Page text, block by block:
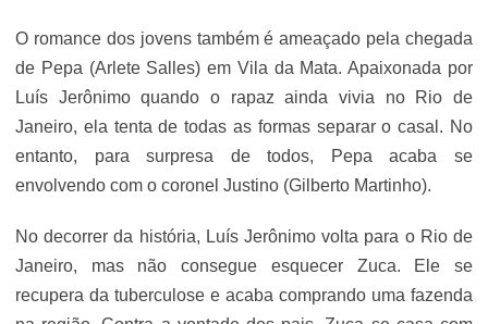
O romance dos jovens também é ameaçado pela chegada
de Pepa (Arlete Salles) em Vila da Mata. Apaixonada por
Luís Jerônimo quando o rapaz ainda vivia no Rio de
Janeiro, ela tenta de todas as formas separar o casal. No
entanto, para surpresa de todos, Pepa acaba se
envolvendo com o coronel Justino (Gilberto Martinho).
No decorrer da história, Luís Jerônimo volta para o Rio de
Janeiro, mas não consegue esquecer Zuca. Ele se
recupera da tuberculose e acaba comprando uma fazenda